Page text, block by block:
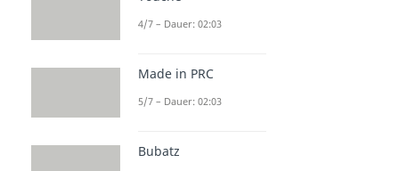
4/7 – Dauer: 02:03
Made in PRC
5/7 – Dauer: 02:03
Bubatz